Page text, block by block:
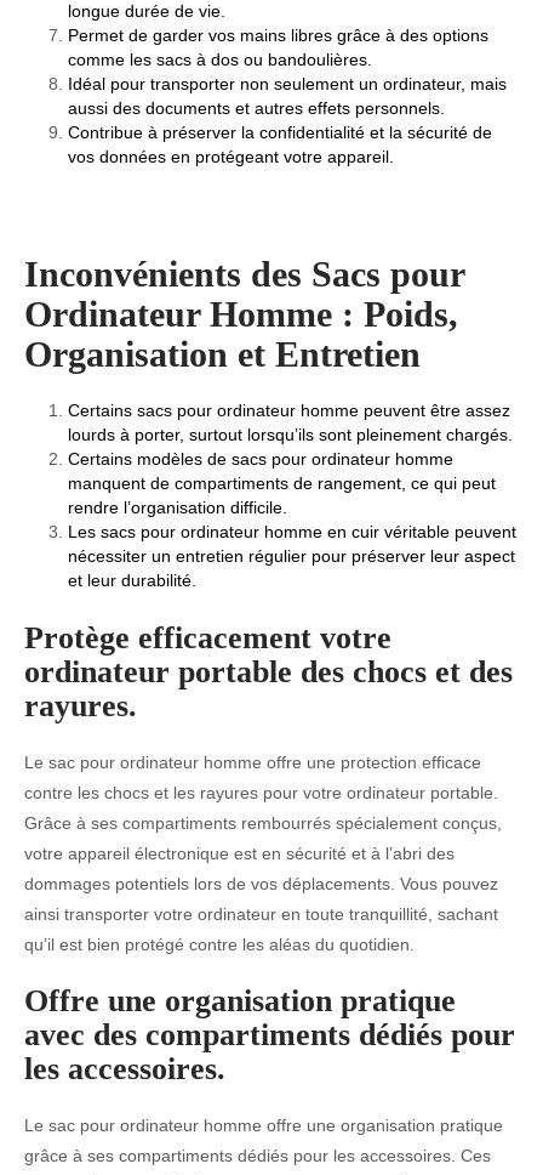
longue durée de vie.
Permet de garder vos mains libres grâce à des options
comme les sacs à dos ou bandoulières.
Idéal pour transporter non seulement un ordinateur, mais
aussi des documents et autres effets personnels.
Contribue à préserver la confidentialité et la sécurité de
vos données en protégeant votre appareil.
Inconvénients des Sacs pour
Ordinateur Homme : Poids,
Organisation et Entretien
Certains sacs pour ordinateur homme peuvent être assez
lourds à porter, surtout lorsqu’ils sont pleinement chargés.
Certains modèles de sacs pour ordinateur homme
manquent de compartiments de rangement, ce qui peut
rendre l’organisation difficile.
Les sacs pour ordinateur homme en cuir véritable peuvent
nécessiter un entretien régulier pour préserver leur aspect
et leur durabilité.
Protège efficacement votre
ordinateur portable des chocs et des
rayures.
Le sac pour ordinateur homme offre une protection efficace
contre les chocs et les rayures pour votre ordinateur portable.
Grâce à ses compartiments rembourrés spécialement conçus,
votre appareil électronique est en sécurité et à l’abri des
dommages potentiels lors de vos déplacements. Vous pouvez
ainsi transporter votre ordinateur en toute tranquillité, sachant
qu’il est bien protégé contre les aléas du quotidien.
Offre une organisation pratique
avec des compartiments dédiés pour
les accessoires.
Le sac pour ordinateur homme offre une organisation pratique
grâce à ses compartiments dédiés pour les accessoires. Ces